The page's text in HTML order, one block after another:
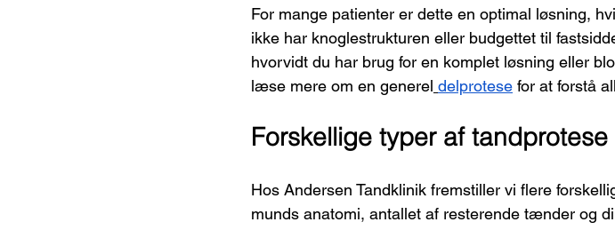
For mange patienter er dette en optimal løsning,
ikke har knoglestrukturen eller budgettet til
hvorvidt du har brug for en komplet løsning eller
læse mere om en generel delprotese for at forstå
Forskellige typer af
Hos Andersen Tandklinik fremstiller vi flere
munds anatomi, antallet af resterende tænder og